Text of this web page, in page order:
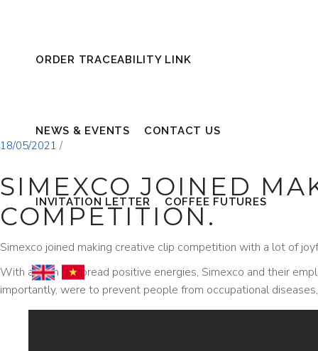
ORDER TRACEABILITY LINK
NEWS & EVENTS CONTACT US
INVITATION LETTER COFFEE FUTURES
18/05/2021
SIMEXCO JOINED
COMPETITION.
Simexco joined making creative clip competition with a lot of
With an aim to spread positive energies, Simexco and their
importantly, were to prevent people from occupational